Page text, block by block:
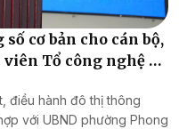
cơ bản cho cán bộ,
Tổ công nghệ số
Phong Quảng
điều hành đô thị thông
với UBND phường Phong